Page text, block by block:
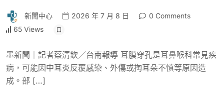
新聞中心 2026 年 7 月 8 日
0 Comments
65 Views
墨新聞｜記者蔡清欽／台南報導 耳膜穿孔是耳鼻喉科常見疾
病，可能因中耳炎反覆感染、外傷或掏耳朵不慎等原因造
成。部 […]